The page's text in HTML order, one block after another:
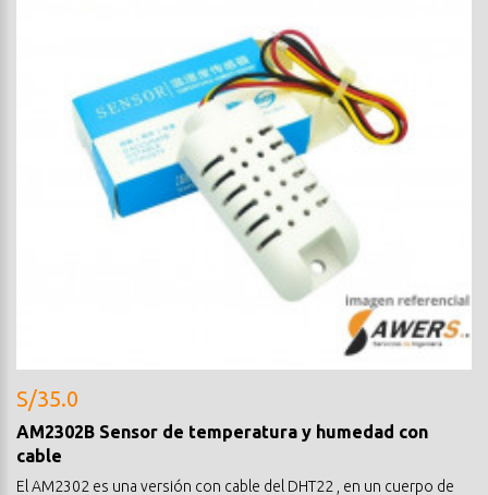
S/35.0
AM2302B Sensor de temperatura y humedad con
cable
El AM2302 es una versión con cable del DHT22 , en un cuerpo de